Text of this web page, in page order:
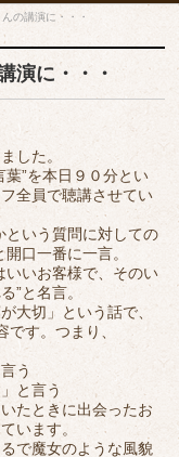
の講演に・・・
演に・・・
した。
”を本日９０分とい
全員で聴講させてい
という質問に対しての
口一番に一言。
いいお客様で、そのい
”と名言。
大切」という話で、
す。つまり、
う
と言う
たときに出会ったお
います。
で魔女のような風貌